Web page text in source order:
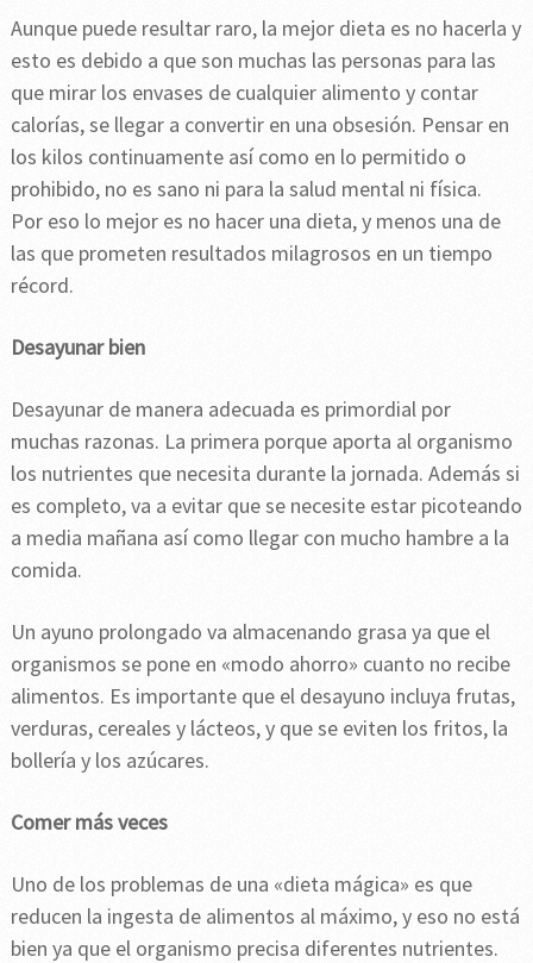
Aunque puede resultar raro, la mejor dieta es no hacerla y
esto es debido a que son muchas las personas para las
que mirar los envases de cualquier alimento y contar
calorías, se llegar a convertir en una obsesión. Pensar en
los kilos continuamente así como en lo permitido o
prohibido, no es sano ni para la salud mental ni física.
Por eso lo mejor es no hacer una dieta, y menos una de
las que prometen resultados milagrosos en un tiempo
récord.
Desayunar bien
Desayunar de manera adecuada es primordial por
muchas razonas. La primera porque aporta al organismo
los nutrientes que necesita durante la jornada. Además si
es completo, va a evitar que se necesite estar picoteando
a media mañana así como llegar con mucho hambre a la
comida.
Un ayuno prolongado va almacenando grasa ya que el
organismos se pone en «modo ahorro» cuanto no recibe
alimentos. Es importante que el desayuno incluya frutas,
verduras, cereales y lácteos, y que se eviten los fritos, la
bollería y los azúcares.
Comer más veces
Uno de los problemas de una «dieta mágica» es que
reducen la ingesta de alimentos al máximo, y eso no está
bien ya que el organismo precisa diferentes nutrientes.